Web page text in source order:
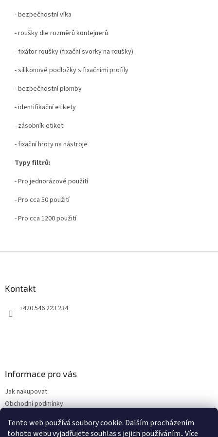
Tento web používá soubory cookie. Dalším procházením
tohoto webu vyjadřujete souhlas s jejich používáním.. Více
- bezpečnostní víka
- roušky dle rozměrů kontejnerů
- fixátor roušky (fixační svorky na roušky)
- silikonové podložky s fixačními profily
- bezpečnostní plomby
- identifikační etikety
- zásobník etiket
- fixační hroty na nástroje
Typy filtrů:
- Pro jednorázové použití
- Pro cca 50 použití
- Pro cca 1200 použití
Kontakt
+420 546 223 234
Informace pro vás
Jak nakupovat
Obchodní podmínky
Kontakty